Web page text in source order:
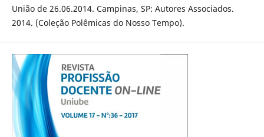
União de 26.06.2014. Campinas, SP: Autores Associados.
2014. (Coleção Polêmicas do Nosso Tempo).